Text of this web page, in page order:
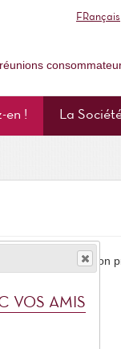
FRançais
en ! La
à son
VOS AMIS